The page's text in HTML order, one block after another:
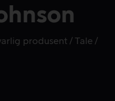
produsent
Tale